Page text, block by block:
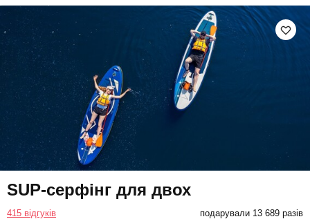
SUP-серфінг для двох
415 відгуків подарували 13 689 разів